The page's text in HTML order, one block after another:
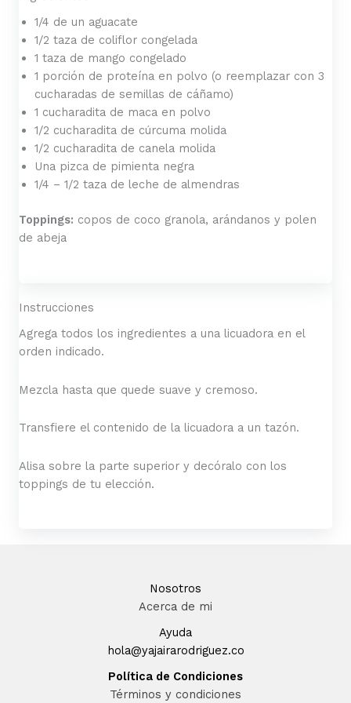
1/4 de un aguacate
1/2 taza de coliflor congelada
1 taza de mango congelado
1 porción de proteína en polvo (o reemplazar con 3
cucharadas de semillas de cáñamo)
1 cucharadita de maca en polvo
1/2 cucharadita de cúrcuma molida
1/2 cucharadita de canela molida
Una pizca de pimienta negra
1/4 – 1/2 taza de leche de almendras
Toppings: copos de coco granola, arándanos y polen
de abeja
Instrucciones
Agrega todos los ingredientes a una licuadora en el
orden indicado.
Mezcla hasta que quede suave y cremoso.
Transfiere el contenido de la licuadora a un tazón.
Alisa sobre la parte superior y decóralo con los
toppings de tu elección.
Nosotros
Acerca de mi
Ayuda
hola@yajairarodriguez.co
Política de Condiciones
Términos y condiciones